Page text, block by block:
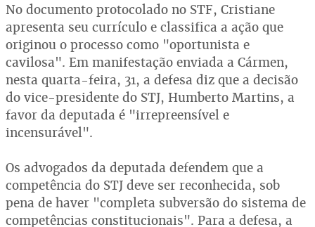
No documento protocolado no STF, Cristiane
apresenta seu currículo e classifica a ação que
originou o processo como "oportunista e
cavilosa". Em manifestação enviada a Cármen,
nesta quarta-feira, 31, a defesa diz que a decisão
do vice-presidente do STJ, Humberto Martins, a
favor da deputada é "irrepreensível e
incensurável".
Os advogados da deputada defendem que a
competência do STJ deve ser reconhecida, sob
pena de haver "completa subversão do sistema de
competências constitucionais". Para a defesa, a